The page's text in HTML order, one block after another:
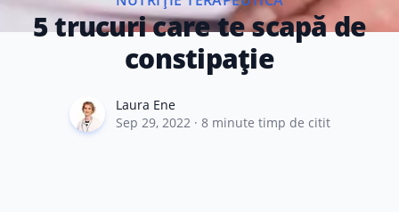
5 trucuri care te scapă de
constipație
Laura EneLaura Ene
Sep 29, 2022 · 8minute timp de citit